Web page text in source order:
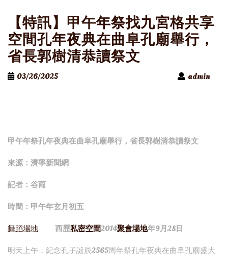
【特訊】甲午年祭找九宮格共享
空間孔年夜典在曲阜孔廟舉行，
省長郭樹清恭讀祭文
03/26/2025 admin
甲午年祭孔年夜典在曲阜孔廟舉行，省長郭樹清恭讀祭文
來源：濟寧新聞網
記者：谷雨
時間：甲午年玄月初五
舞蹈場地 西歷私密空間2014聚會場地年9月28日
明天上午，紀念孔子誕辰2565周年祭孔年夜典在曲阜孔廟盛大